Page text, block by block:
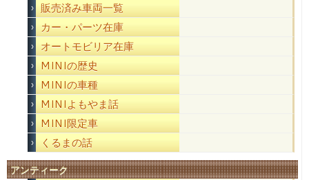
販売済み車両一覧
カー・パーツ在庫
オートモビリア在庫
MINIの歴史
MINIの車種
MINIよもやま話
MINI限定車
くるまの話
アンティーク